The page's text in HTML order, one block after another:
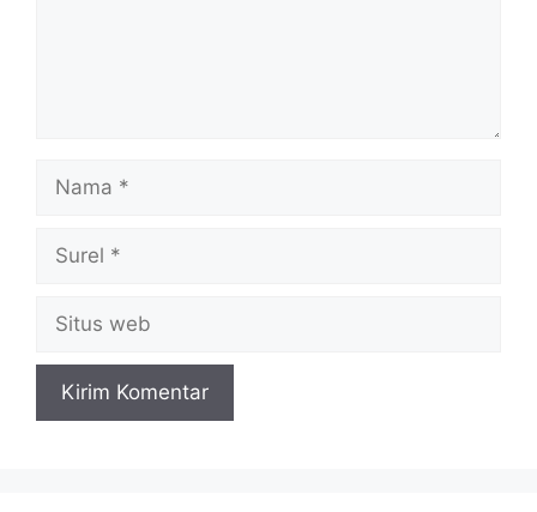
Nama
Surel
Situs
web